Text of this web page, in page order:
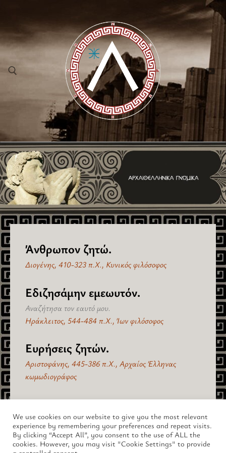
Άνθρωπον ζητώ.
Διογένης, 410-323 π.Χ., Κυνικός φιλόσοφος
Εδιζησάμην εμεωυτόν.
Αναζήτησα τον εαυτό μου.
Ηράκλειτος, 544-484 π.Χ., Ίων φιλόσοφος
Ευρήσεις ζητών.
Αριστοφάνης, 445-386 π.Χ., Αρχαίος Έλληνας
κωμωδιογράφος
πίσω στο "Επιστήμες" >
We use cookies on our website to give you the most relevant
experience by remembering your preferences and repeat visits.
By clicking “Accept All”, you consent to the use of ALL the
cookies. However, you may visit "Cookie Settings" to provide